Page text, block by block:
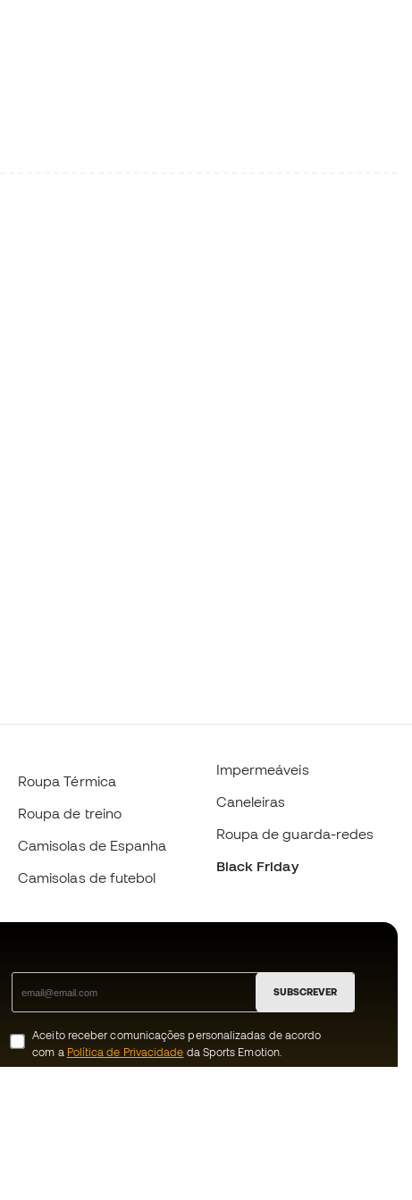
Roupa Térmica
Roupa de treino
Camisolas de Espanha
Camisolas de futebol
Impermeáveis
Caneleiras
Roupa de guarda-redes
Black Friday
SUBSCREVER
Aceito receber comunicações personalizadas de acordo
com a Política de Privacidade da Sports Emotion.